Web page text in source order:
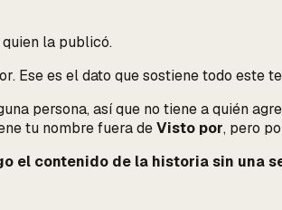
quien la publicó.
Ese es el dato que sostiene todo este
persona, así que no tiene a quién
tu nombre fuera deVisto por, pero
el contenido de la historia sin una